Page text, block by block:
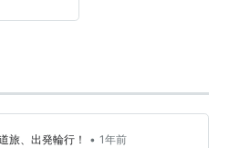
旅、出発輪行！ • 1年前